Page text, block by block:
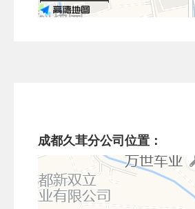
成都久茸分公司位置：